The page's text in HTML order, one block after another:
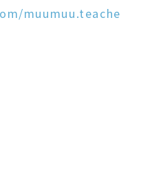
muumuu.teache